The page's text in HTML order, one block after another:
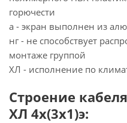
горючести
а - экран выполнен из
нг - не способствует
монтаже группой
ХЛ - исполнение по
Строение
ХЛ 4х(3х1)э: